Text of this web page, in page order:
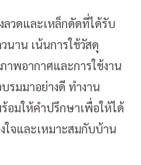
ลวดและเหล็กดัดที่ได้รับ
วนาน เน้นการใช้วัสดุ
พอากาศและการใช้งาน
รมมาอย่างดี ทำงาน
อมให้คำปรึกษาเพื่อให้ได้
ใจและเหมาะสมกับบ้าน